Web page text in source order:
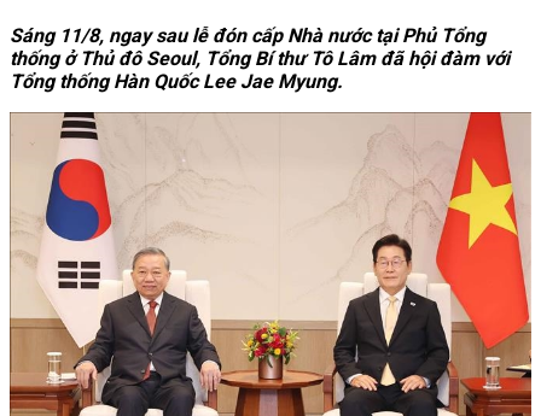
Sáng 11/8, ngay sau lễ đón cấp Nhà nước tại Phủ Tổng
thống ở Thủ đô Seoul, Tổng Bí thư Tô Lâm đã hội đàm với
Tổng thống Hàn Quốc Lee Jae Myung.